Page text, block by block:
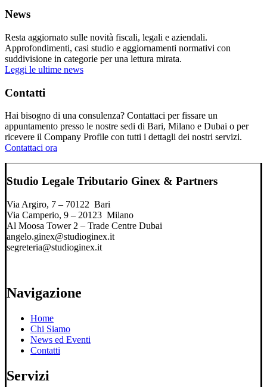
News
Resta aggiornato sulle novità fiscali, legali e aziendali.
Approfondimenti, casi studio e aggiornamenti normativi con
suddivisione in categorie per una lettura mirata.
Leggi le ultime news
Contatti
Hai bisogno di una consulenza? Contattaci per fissare un
appuntamento presso le nostre sedi di Bari, Milano e Dubai o per
ricevere il Company Profile con tutti i dettagli dei nostri servizi.
Contattaci ora
Studio Legale Tributario Ginex & Partners
Via Argiro, 7 – 70122 Bari
Via Camperio, 9 – 20123 Milano
Al Moosa Tower 2 – Trade Centre Dubai
angelo.ginex@studioginex.it
segreteria@studioginex.it
Navigazione
Home
Chi Siamo
News ed Eventi
Contatti
Servizi